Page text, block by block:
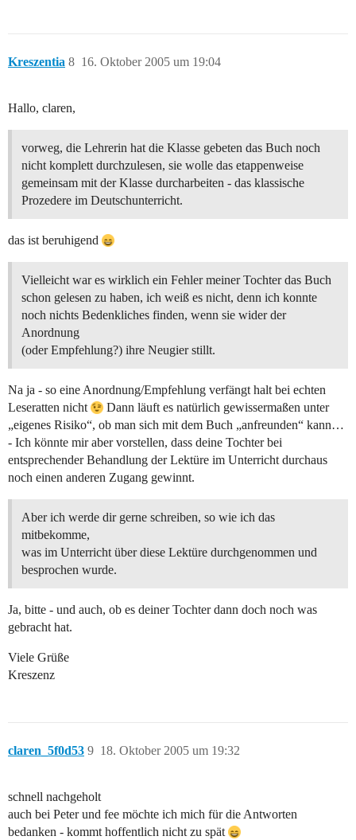
Kreszentia 16. Oktober 2005 um 19:04
8
Hallo, claren,
vorweg, die Lehrerin hat die Klasse gebeten das Buch noch
nicht komplett durchzulesen, sie wolle das etappenweise
gemeinsam mit der Klasse durcharbeiten - das klassische
Prozedere im Deutschunterricht.
das ist beruhigend
Vielleicht war es wirklich ein Fehler meiner Tochter das Buch
schon gelesen zu haben, ich weiß es nicht, denn ich konnte
noch nichts Bedenkliches finden, wenn sie wider der
Anordnung
(oder Empfehlung?) ihre Neugier stillt.
Na ja - so eine Anordnung/Empfehlung verfängt halt bei echten
Leseratten nicht
Dann läuft es natürlich gewissermaßen unter
„eigenes Risiko“, ob man sich mit dem Buch „anfreunden“ kann…
- Ich könnte mir aber vorstellen, dass deine Tochter bei
entsprechender Behandlung der Lektüre im Unterricht durchaus
noch einen anderen Zugang gewinnt.
Aber ich werde dir gerne schreiben, so wie ich das
mitbekomme,
was im Unterricht über diese Lektüre durchgenommen und
besprochen wurde.
Ja, bitte - und auch, ob es deiner Tochter dann doch noch was
gebracht hat.
Viele Grüße
Kreszenz
claren_5f0d53 18. Oktober 2005 um 19:32
9
schnell nachgeholt
auch bei Peter und fee möchte ich mich für die Antworten
bedanken - kommt hoffentlich nicht zu spät